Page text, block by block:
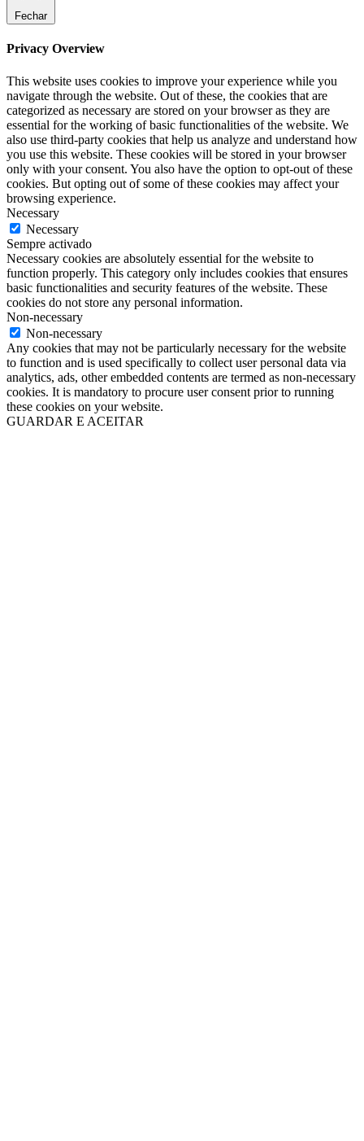
Fechar
Privacy Overview
This website uses cookies to improve your experience while you
navigate through the website. Out of these, the cookies that are
categorized as necessary are stored on your browser as they are
essential for the working of basic functionalities of the website. We
also use third-party cookies that help us analyze and understand how
you use this website. These cookies will be stored in your browser
only with your consent. You also have the option to opt-out of these
cookies. But opting out of some of these cookies may affect your
browsing experience.
Necessary
Necessary
Sempre activado
Necessary cookies are absolutely essential for the website to
function properly. This category only includes cookies that ensures
basic functionalities and security features of the website. These
cookies do not store any personal information.
Non-necessary
Non-necessary
Any cookies that may not be particularly necessary for the website
to function and is used specifically to collect user personal data via
analytics, ads, other embedded contents are termed as non-necessary
cookies. It is mandatory to procure user consent prior to running
these cookies on your website.
GUARDAR E ACEITAR